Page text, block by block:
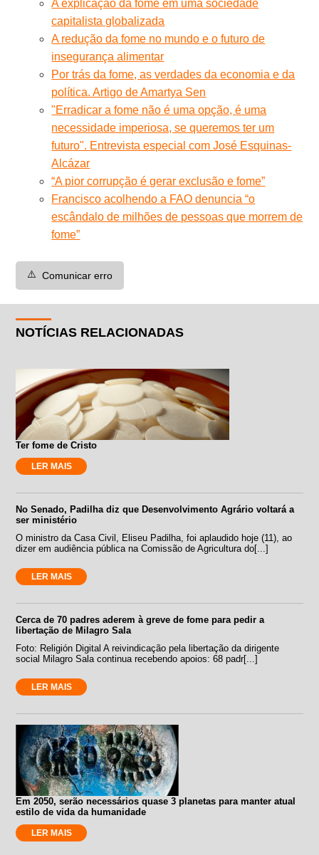
A explicação da fome em uma sociedade
capitalista globalizada
A redução da fome no mundo e o futuro de
insegurança alimentar
Por trás da fome, as verdades da economia e da
política. Artigo de Amartya Sen
"Erradicar a fome não é uma opção, é uma
necessidade imperiosa, se queremos ter um
futuro". Entrevista especial com José Esquinas-
Alcázar
“A pior corrupção é gerar exclusão e fome”
Francisco acolhendo a FAO denuncia “o
escândalo de milhões de pessoas que morrem de
fome”
⚠️ Comunicar erro
NOTÍCIAS RELACIONADAS
Ter fome de Cristo
LER MAIS
No Senado, Padilha diz que Desenvolvimento Agrário voltará a
ser ministério
O ministro da Casa Civil, Eliseu Padilha, foi aplaudido hoje (11), ao
dizer em audiência pública na Comissão de Agricultura do[...]
LER MAIS
Cerca de 70 padres aderem à greve de fome para pedir a
libertação de Milagro Sala
Foto: Religión Digital A reivindicação pela libertação da dirigente
social Milagro Sala continua recebendo apoios: 68 padr[...]
LER MAIS
Em 2050, serão necessários quase 3 planetas para manter atual
estilo de vida da humanidade
LER MAIS